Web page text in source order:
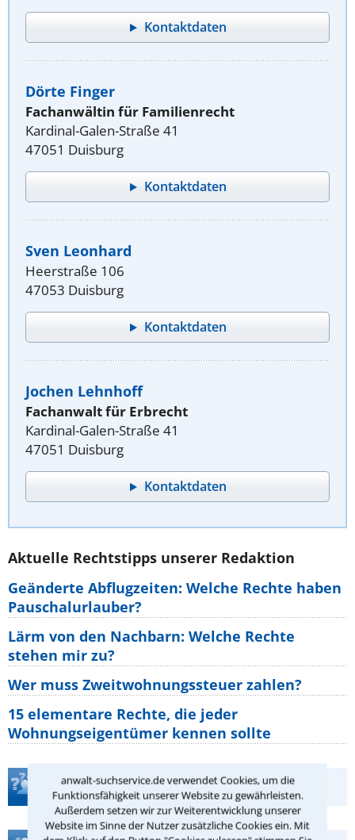
anwalt-suchservice.de verwendet Cookies, um die
Funktionsfähigkeit unserer Website zu gewährleisten.
Außerdem setzen wir zur Weiterentwicklung unserer
Website im Sinne der Nutzer zusätzliche Cookies ein. Mit
Kontaktdaten
Dörte Finger
Fachanwältin für Familienrecht
Kardinal-Galen-Straße 41
47051 Duisburg
Kontaktdaten
Sven Leonhard
Heerstraße 106
47053 Duisburg
Kontaktdaten
Jochen Lehnhoff
Fachanwalt für Erbrecht
Kardinal-Galen-Straße 41
47051 Duisburg
Kontaktdaten
Aktuelle Rechtstipps unserer Redaktion
Geänderte Abflugzeiten: Welche Rechte haben
Pauschalurlauber?
Lärm von den Nachbarn: Welche Rechte
stehen mir zu?
Wer muss Zweitwohnungssteuer zahlen?
15 elementare Rechte, die jeder
Wohnungseigentümer kennen sollte
Teste Dein Rechtswissen